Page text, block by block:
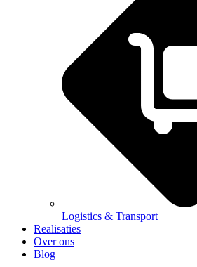
Logistics & Transport
Realisaties
Over ons
Blog